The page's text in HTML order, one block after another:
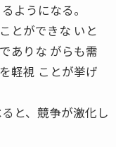
ようになる。
とができな いと
ありな がらも需
軽視 ことが挙げ
と、競争が激化し